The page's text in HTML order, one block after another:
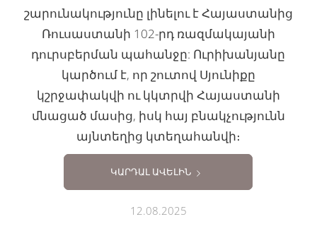
շարունակությունը լինելու է Հայաստանից
Ռուսաստանի 102-րդ ռազմակայանի
դուրսբերման պահանջը: Ուրիխանյանը
կարծում է, որ շուտով Սյունիքը
կշրջափակվի ու կկտրվի Հայաստանի
մնացած մասից, իսկ հայ բնակչությունն
այնտեղից կտեղահանվի։
ԿԱՐԴԱԼ ԱՎԵԼԻՆ
12.08.2025